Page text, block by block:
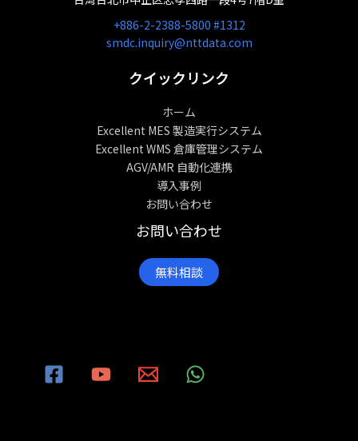
+886-2-2388-5800 #1312
smdc.inquiry@nttdata.com
クイックリンク
ホーム
Excellent MES 製造実行システム
Excellent WMS 倉庫管理システム
AGV/AMR 自動化連携
導入事例
お問い合わせ
お問い合わせ
無料相談